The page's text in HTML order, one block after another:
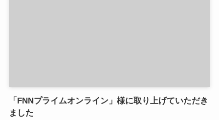
「FNNプライムオンライン」様に取り上げていただき
ました